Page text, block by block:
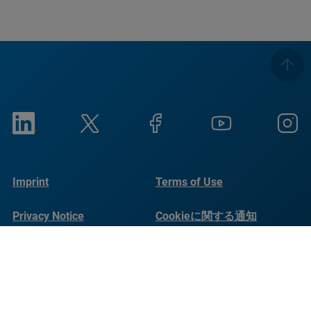
Imprint Terms of Use
Privacy Notice Cookieに関する通知